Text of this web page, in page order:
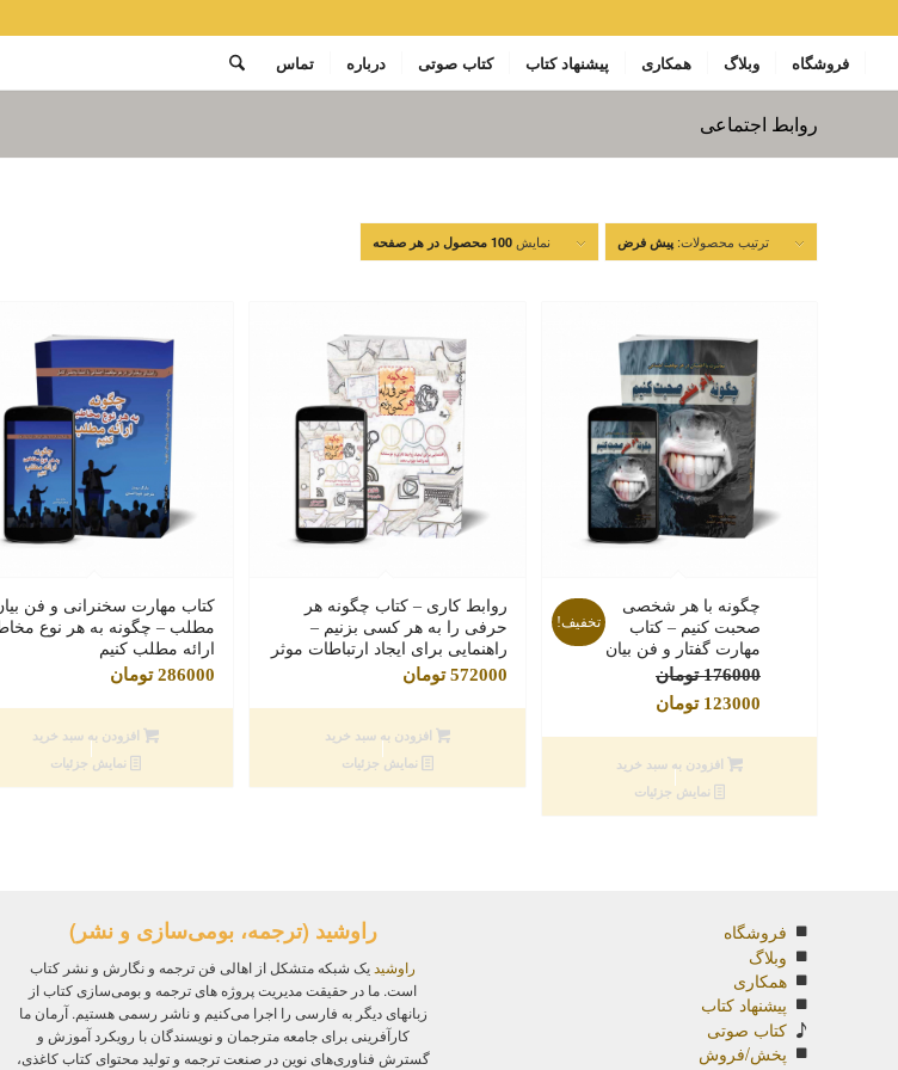
فروشگاه وبلاگ همکاری پیشنهاد کتاب کتاب صوتی درباره تماس
روابط اجتماعی
ترتیب محصولات: پیش فرض نمایش 100 محصول در هر صفحه
چگونه با هر شخصی
صحبت کنیم – کتاب
مهارت گفتار و فن بیان
176000 تومان
بود.
123000 تومان
است.
تخفیف!
افزودن به سبد خرید
نمایش جزئیات
روابط کاری – کتاب چگونه هر
حرفی را به هر کسی بزنیم –
راهنمایی برای ایجاد ارتباطات موثر
572000 تومان
افزودن به سبد خرید
نمایش جزئیات
کتاب مهارت سخنرانی و فن
مطلب – چگونه به هر نوع
ارائه مطلب کنیم
286000 تومان
افزودن به سبد خرید
نمایش جزئیات
فروشگاه
وبلاگ
همکاری
پیشنهاد کتاب
کتاب صوتی
پخش/فروش
راوشید (ترجمه، بومی‌سازی و نشر)
راوشید یک شبکه متشکل از اهالی فن ترجمه و نگارش و نشر کتاب
است. ما در حقیقت مدیریت پروژه‌ های ترجمه و بومی‌سازی کتاب از
زبانهای دیگر به فارسی را اجرا می‌کنیم و ناشر رسمی هستیم. آرمان ما
کارآفرینی برای جامعه مترجمان و نویسندگان با رویکرد آموزش و
گسترش فناوری‌های نوین در صنعت ترجمه و تولید محتوای کتاب کاغذی،